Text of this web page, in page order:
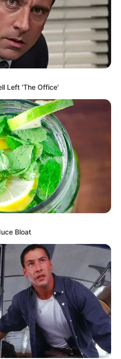
Left 'The Office'
Bloat